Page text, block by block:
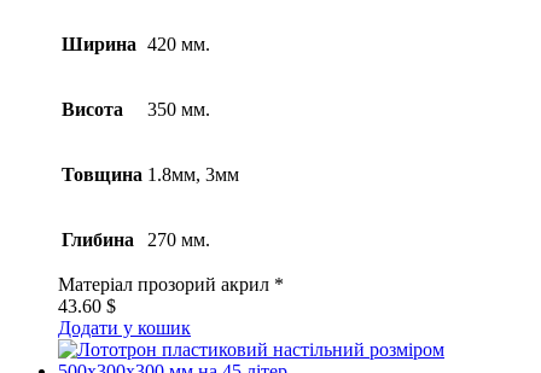
Ширина 420 мм.
Висота 350 мм.
Товщина 1.8мм, 3мм
Глибина 270 мм.
Матеріал прозорий акрил *
43.60 $
Додати у кошик